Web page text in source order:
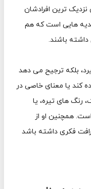
ترین افرادشان
هایی است که هم
داشته باشند.
بلکه ترجیح می دهد
کند یا معنای خاصی در
رنگ های تیره، یا
همچنین او از
فکری داشته باشد